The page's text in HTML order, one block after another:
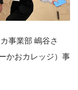
事業部 嶋谷さ
かおカレッジ）事